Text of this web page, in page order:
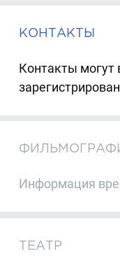
КОНТАКТЫ
Контакты могут
Информация
ТЕАТР